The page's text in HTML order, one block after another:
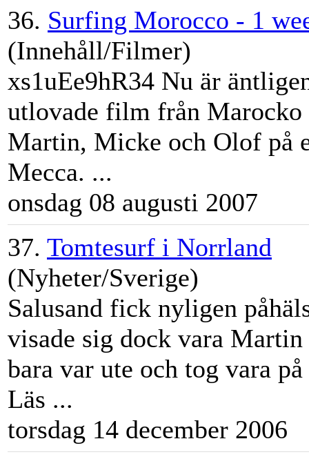
36. Surfing Morocco - 1
(Innehåll/Filmer)
xs1uEe9hR34 Nu är
utlovade film från Marocko
Martin, Micke och Olof på
Mecca. ...
onsdag 08 augusti 2007
37. Tomtesurf i Norrland
(Nyheter/Sverige)
Salusand fick nyligen
visade sig dock vara Martin
bara var ute och tog vara
Läs ...
torsdag 14 december 2006